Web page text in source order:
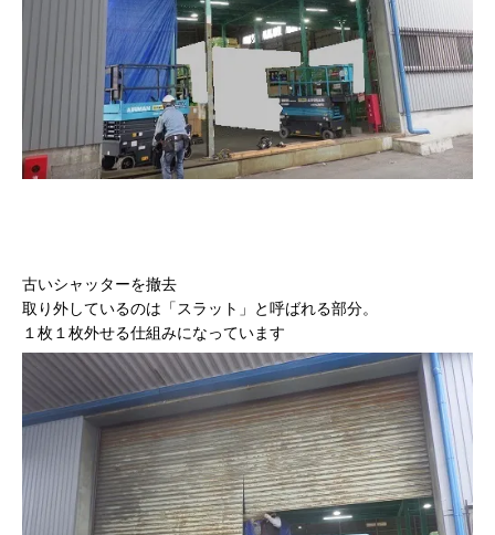
古いシャッターを撤去
取り外しているのは「スラット」と呼ばれる部分。
１枚１枚外せる仕組みになっています